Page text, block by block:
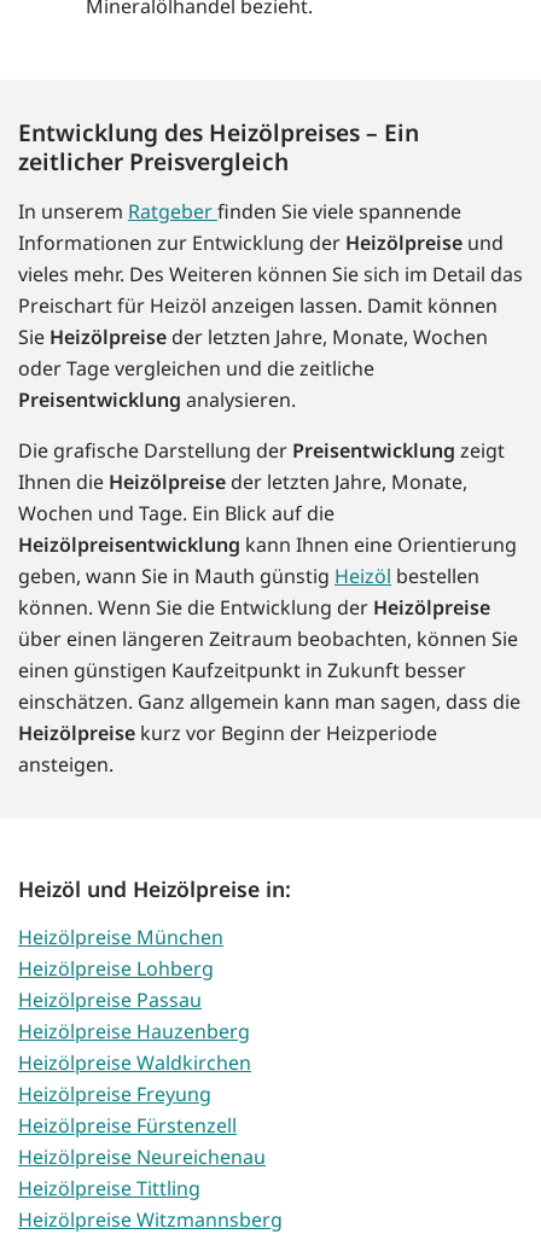
Mineralölhandel bezieht.
Entwicklung des Heizölpreises – Ein
zeitlicher Preisvergleich
In unserem Ratgeberfinden Sie viele spannende
Informationen zur Entwicklung der Heizölpreise und
vieles mehr. Des Weiteren können Sie sich im Detail das
Preischart für Heizöl anzeigen lassen. Damit können
Sie Heizölpreise der letzten Jahre, Monate, Wochen
oder Tage vergleichen und die zeitliche
Preisentwicklung analysieren.
Die grafische Darstellung der Preisentwicklung zeigt
Ihnen die Heizölpreise der letzten Jahre, Monate,
Wochen und Tage. Ein Blick auf die
Heizölpreisentwicklung kann Ihnen eine Orientierung
geben, wann Sie in Mauth günstig Heizöl bestellen
können. Wenn Sie die Entwicklung der Heizölpreise
über einen längeren Zeitraum beobachten, können Sie
einen günstigen Kaufzeitpunkt in Zukunft besser
einschätzen. Ganz allgemein kann man sagen, dass die
Heizölpreise kurz vor Beginn der Heizperiode
ansteigen.
Heizöl und Heizölpreise in:
Heizölpreise München
Heizölpreise Lohberg
Heizölpreise Passau
Heizölpreise Hauzenberg
Heizölpreise Waldkirchen
Heizölpreise Freyung
Heizölpreise Fürstenzell
Heizölpreise Neureichenau
Heizölpreise Tittling
Heizölpreise Witzmannsberg